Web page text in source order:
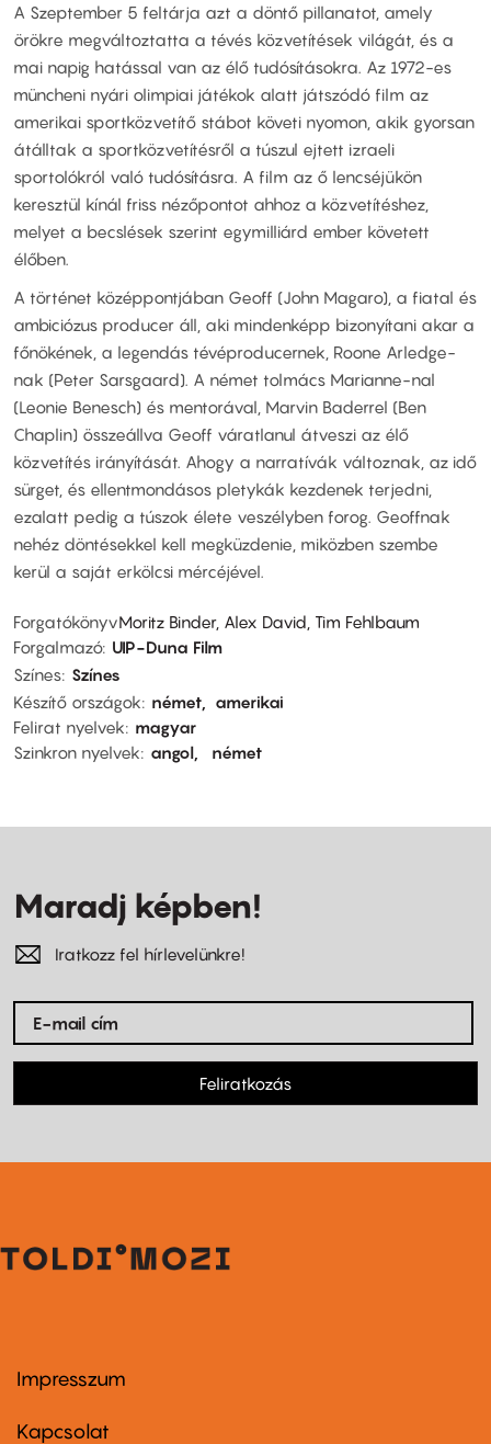
A Szeptember 5 feltárja azt a döntő pillanatot, amely
örökre megváltoztatta a tévés közvetítések világát, és a
mai napig hatással van az élő tudósításokra. Az 1972-es
müncheni nyári olimpiai játékok alatt játszódó film az
amerikai sportközvetítő stábot követi nyomon, akik gyorsan
átálltak a sportközvetítésről a túszul ejtett izraeli
sportolókról való tudósításra. A film az ő lencséjükön
keresztül kínál friss nézőpontot ahhoz a közvetítéshez,
melyet a becslések szerint egymilliárd ember követett
élőben.
A történet középpontjában Geoff (John Magaro), a fiatal és
ambiciózus producer áll, aki mindenképp bizonyítani akar a
főnökének, a legendás tévéproducernek, Roone Arledge-
nak (Peter Sarsgaard). A német tolmács Marianne-nal
(Leonie Benesch) és mentorával, Marvin Baderrel (Ben
Chaplin) összeállva Geoff váratlanul átveszi az élő
közvetítés irányítását. Ahogy a narratívák változnak, az idő
sürget, és ellentmondásos pletykák kezdenek terjedni,
ezalatt pedig a túszok élete veszélyben forog. Geoffnak
nehéz döntésekkel kell megküzdenie, miközben szembe
kerül a saját erkölcsi mércéjével.
ForgatókönyvMoritz Binder, Alex David, Tim Fehlbaum
Forgalmazó UIP-Duna Film
Színes Színes
Készítő országok
német
amerikai
Felirat nyelvek
magyar
Szinkron nyelvek
angol német
Maradj képben!
Iratkozz fel hírlevelünkre!
Feliratkozás
Footer
first
Impresszum
Kapcsolat